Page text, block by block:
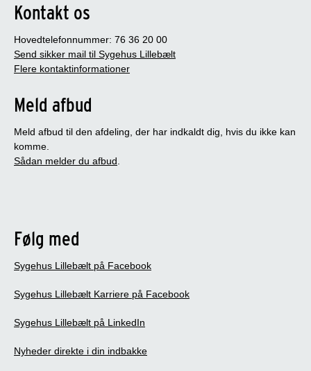
Kontakt os
Hovedtelefonnummer: 76 36 20 00
Send sikker mail til Sygehus Lillebælt
Flere kontaktinformationer
Meld afbud
Meld afbud til den afdeling, der har indkaldt dig, hvis du ikke kan
komme.
Sådan melder du afbud.
Følg med
Sygehus Lillebælt på Facebook
Sygehus Lillebælt Karriere på Facebook
Sygehus Lillebælt på LinkedIn
Nyheder direkte i din indbakke